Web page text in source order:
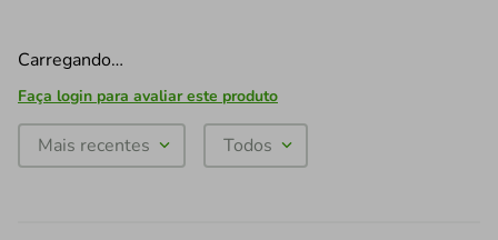
Carregando…
Faça login para avaliar este produto
Mais recentes Todos